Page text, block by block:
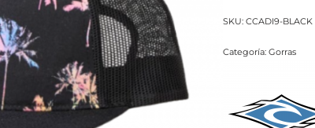
SKU:CCADI9-BLACK
Categoría:Gorras